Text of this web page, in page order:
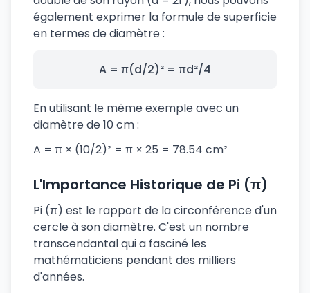
également exprimer la formule de superficie
en termes de diamètre :
A = π(d/2)² = πd²/4
En utilisant le même exemple avec un
diamètre de 10 cm :
A = π × (10/2)² = π × 25 = 78.54 cm²
L'Importance Historique de Pi (π)
Pi (π) est le rapport de la circonférence d'un
cercle à son diamètre. C'est un nombre
transcendantal qui a fasciné les
mathématiciens pendant des milliers
d'années.